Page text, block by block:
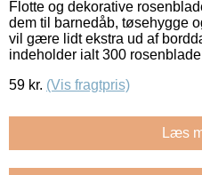
Flotte og dekorative
dem til barnedåb, tøsehygge
vil gære lidt ekstra ud af
indeholder ialt 300
59 kr. (Vis fragtpris)
Læs